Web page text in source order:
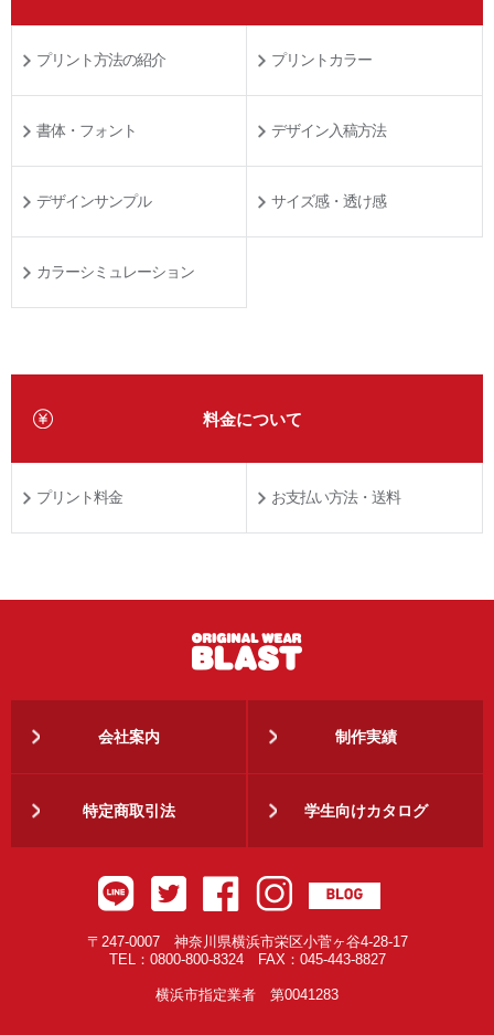
プリント方法の紹介 プリントカラー
書体・フォント デザイン入稿方法
デザインサンプル サイズ感・透け感
カラーシミュレーション
料金について
プリント料金 お支払い方法・送料
会社案内 制作実績
特定商取引法 学生向けカタログ
〒247-0007 神奈川県横浜市栄区小菅ヶ谷4-28-17
TEL：0800-800-8324 FAX：045-443-8827
横浜市指定業者 第0041283